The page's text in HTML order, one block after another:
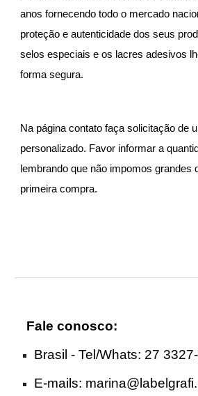
anos fornecendo todo o mercado
proteção e autenticidade dos seus
selos especiais e os lacres adesivos
forma segura.
Na página contato faça solicitação de
personalizado. Favor informar a
lembrando que não impomos grandes
primeira compra.
Fale conosco:
Brasil - Tel/Whats: 27
E-mails: